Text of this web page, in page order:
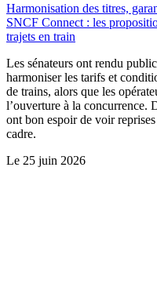
Harmonisation des titres,
SNCF Connect : les
trajets en train
Les sénateurs ont rendu
harmoniser les tarifs et
de trains, alors que les
l’ouverture à la concurrence.
ont bon espoir de voir
cadre.
Le 25 juin 2026